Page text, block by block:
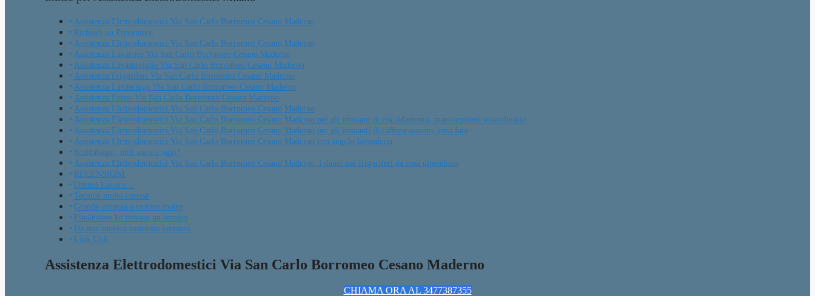
Assistenza Elettrodomestici Via San Carlo Borromeo Cesano Maderno
Richiedi un Preventivo
Assistenza Elettrodomestici Via San Carlo Borromeo Cesano Maderno
Assistenza Lavatrice Via San Carlo Borromeo Cesano Maderno
Assistenza Lavastoviglie Via San Carlo Borromeo Cesano Maderno
Assistenza Frigoriferi Via San Carlo Borromeo Cesano Maderno
Assistenza Lavasciuga Via San Carlo Borromeo Cesano Maderno
Assistenza Forno Via San Carlo Borromeo Cesano Maderno
Assistenza Elettrodomestici Via San Carlo Borromeo Cesano Maderno
Assistenza Elettrodomestici Via San Carlo Borromeo Cesano Maderno per gli impianti di riscaldamento, manutenzioni straordinarie
Assistenza Elettrodomestici Via San Carlo Borromeo Cesano Maderno per gli impianti di raffrescamento, cosa fare
Assistenza Elettrodomestici Via San Carlo Borromeo Cesano Maderno con angolo lavanderia
Scaldabagni, utili ancora oggi?
Assistenza Elettrodomestici Via San Carlo Borromeo Cesano Maderno, i danni nei frigoriferi da cosa dipendono
RECENSIONI
Ottimo Lavoro…
Tecnico molto cortese
Grande cortesia e tecnico molto
Finalmente ho trovato un tecnico
Da mia suocera sostituito cerniera
Link Utili
Assistenza Elettrodomestici Via San Carlo Borromeo Cesano Maderno
CHIAMA ORA AL 3477387355